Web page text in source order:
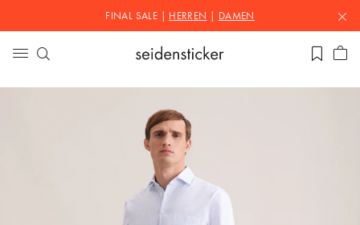
FINAL SALE | HERREN DAMEN